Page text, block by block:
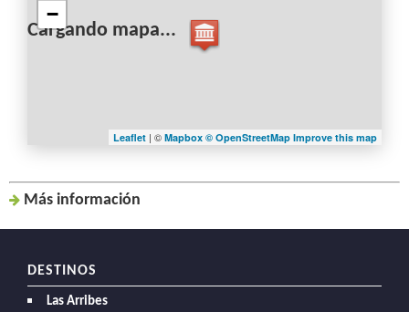
Cargando mapa...
−
Leaflet | © Mapbox © OpenStreetMap Improve this map
Más información
DESTINOS
Las Arribes